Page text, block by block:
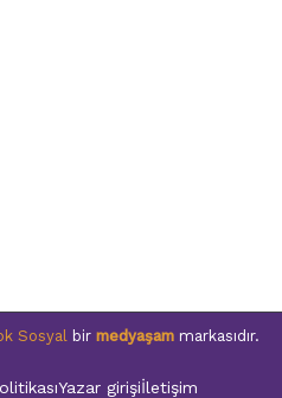
Sosyal bir medyaşam markasıdır.
Yazar girişiİletişim